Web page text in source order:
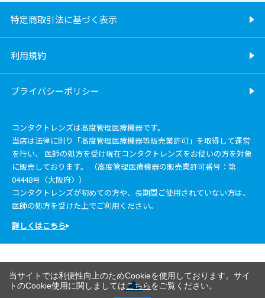
特定商取引法に基づく表示
利用規約
プライバシーポリシー
コンタクトレンズは高度管理医療機器です。
当店は法律に則り「高度管理医療機器等販売業許可」を取得して運営
を行い、 医師の処方を受け現在コンタクトレンズをお使いの方を対象
に販売しております。 （高度管理医療機器の販売業許可番号：第
04448号〈大阪府〉）
コンタクトレンズが初めての方や、長期間ご使用されていない方は、
医師の処方を受けた上でご利用ください。
詳しくはこちら
当サイトでは利便性向上のためCookieを使用しております。サイ
トのCookie使用に関しましてはこちらをご覧ください。